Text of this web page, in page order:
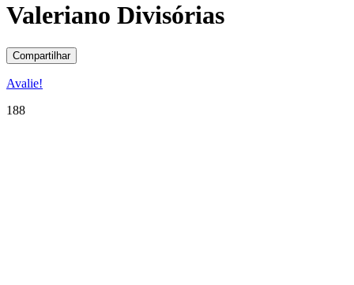
Valeriano Divisórias
Compartilhar
Avalie!
188